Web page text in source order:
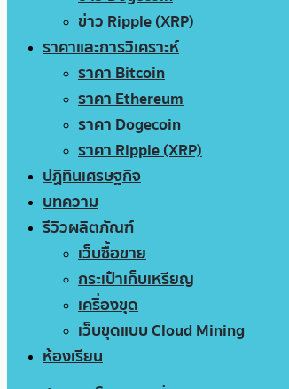
ข่าว Ripple (XRP)
ราคาและการวิเคราะห์
ราคา Bitcoin
ราคา Ethereum
ราคา Dogecoin
ราคา Ripple (XRP)
ปฏิทินเศรษฐกิจ
บทความ
รีวิวผลิตภัณฑ์
เว็บซื้อขาย
กระเป๋าเก็บเหรียญ
เครื่องขุด
เว็บขุดแบบ Cloud Mining
ห้องเรียน